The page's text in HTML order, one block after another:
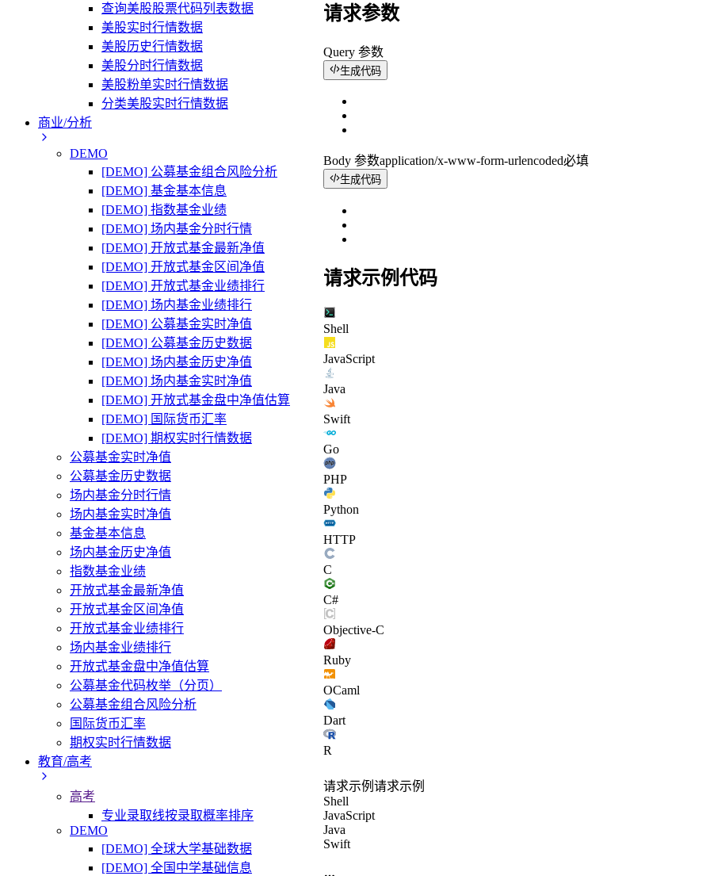
查询美股股票代码列表数据
美股实时行情数据
美股历史行情数据
美股分时行情数据
美股粉单实时行情数据
分类美股实时行情数据
商业/分析
DEMO
[DEMO] 公募基金组合风险分析
[DEMO] 基金基本信息
[DEMO] 指数基金业绩
[DEMO] 场内基金分时行情
[DEMO] 开放式基金最新净值
[DEMO] 开放式基金区间净值
[DEMO] 开放式基金业绩排行
[DEMO] 场内基金业绩排行
[DEMO] 公募基金实时净值
[DEMO] 公募基金历史数据
[DEMO] 场内基金历史净值
[DEMO] 场内基金实时净值
[DEMO] 开放式基金盘中净值估算
[DEMO] 国际货币汇率
[DEMO] 期权实时行情数据
公募基金实时净值
公募基金历史数据
场内基金分时行情
场内基金实时净值
基金基本信息
场内基金历史净值
指数基金业绩
开放式基金最新净值
开放式基金区间净值
开放式基金业绩排行
场内基金业绩排行
开放式基金盘中净值估算
公募基金代码枚举（分页）
公募基金组合风险分析
国际货币汇率
期权实时行情数据
教育/高考
高考
专业录取线按录取概率排序
DEMO
[DEMO] 全球大学基础数据
[DEMO] 全国中学基础信息
请求参数
Query 参数
生成代码
Body 参数application/x-www-form-urlencoded必填
生成代码
请求示例代码
Shell
JavaScript
Java
Swift
Go
PHP
Python
HTTP
C
C#
Objective-C
Ruby
OCaml
Dart
R
请求示例 请求示例
Shell
JavaScript
Java
Swift